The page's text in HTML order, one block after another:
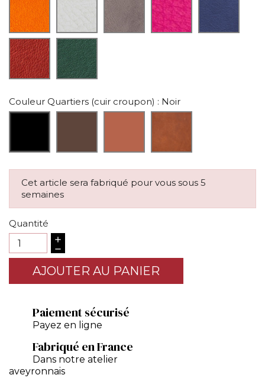
Couleur Quartiers (cuir croupon) : Noir
Cet article sera fabriqué pour vous sous 5
semaines
Quantité
AJOUTER AU PANIER
Paiement sécurisé
Payez en ligne
Fabriqué en France
Dans notre atelier
aveyronnais